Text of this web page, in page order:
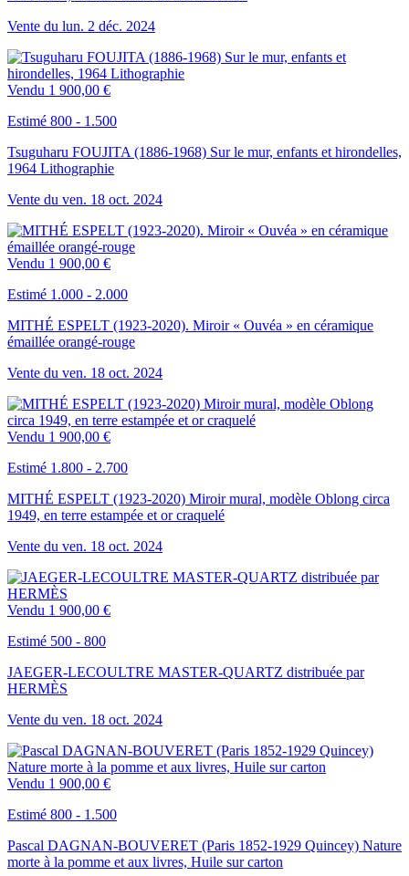
Vente du lun. 2 déc. 2024
Vendu 1 900,00 €
Estimé 800 - 1.500
Tsuguharu FOUJITA (1886-1968) Sur le mur, enfants et hirondelles,
1964 Lithographie
Vente du ven. 18 oct. 2024
Vendu 1 900,00 €
Estimé 1.000 - 2.000
MITHÉ ESPELT (1923-2020). Miroir « Ouvéa » en céramique
émaillée orangé-rouge
Vente du ven. 18 oct. 2024
Vendu 1 900,00 €
Estimé 1.800 - 2.700
MITHÉ ESPELT (1923-2020) Miroir mural, modèle Oblong circa
1949, en terre estampée et or craquelé
Vente du ven. 18 oct. 2024
Vendu 1 900,00 €
Estimé 500 - 800
JAEGER-LECOULTRE MASTER-QUARTZ distribuée par
HERMÈS
Vente du ven. 18 oct. 2024
Vendu 1 900,00 €
Estimé 800 - 1.500
Pascal DAGNAN-BOUVERET (Paris 1852-1929 Quincey) Nature
morte à la pomme et aux livres, Huile sur carton